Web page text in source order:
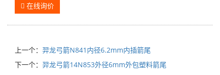
在线询价
上一个： 羿龙弓箭N841内径6.2mm内插箭尾
下一个： 羿龙弓箭14N853外径6mm外包塑料箭尾